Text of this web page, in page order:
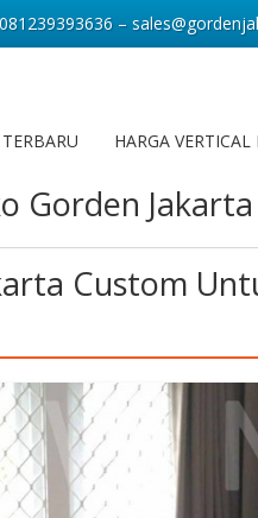
HARGA
Gorden Jakarta
Custom
081239393636 –